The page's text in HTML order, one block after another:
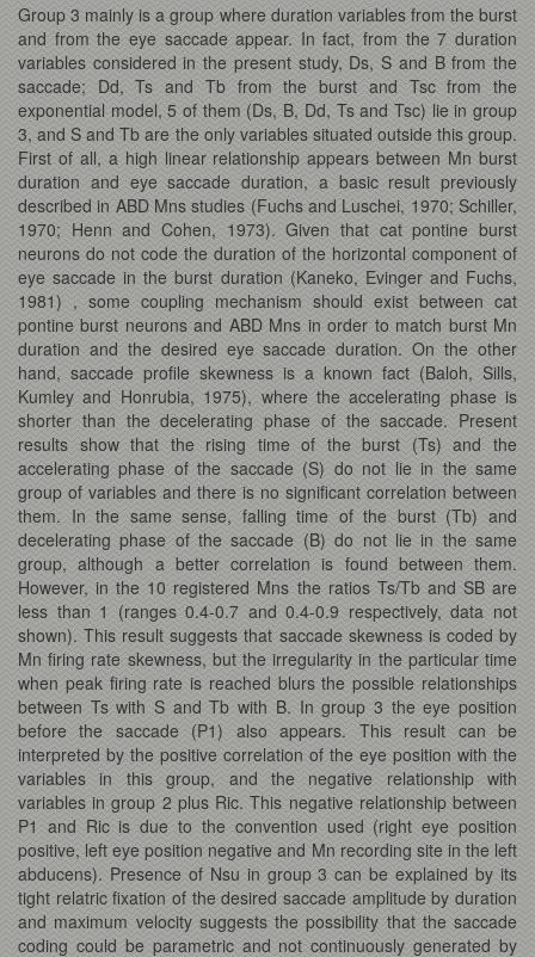
Group 3 mainly is a group where duration variables from the burst
and from the eye saccade appear. In fact, from the 7 duration
variables considered in the present study, Ds, S and B from the
saccade; Dd, Ts and Tb from the burst and Tsc from the
exponential model, 5 of them (Ds, B, Dd, Ts and Tsc) lie in group
3, and S and Tb are the only variables situated outside this group.
First of all, a high linear relationship appears between Mn burst
duration and eye saccade duration, a basic result previously
described in ABD Mns studies (Fuchs and Luschei, 1970; Schiller,
1970; Henn and Cohen, 1973). Given that cat pontine burst
neurons do not code the duration of the horizontal component of
eye saccade in the burst duration (Kaneko, Evinger and Fuchs,
1981) , some coupling mechanism should exist between cat
pontine burst neurons and ABD Mns in order to match burst Mn
duration and the desired eye saccade duration. On the other
hand, saccade profile skewness is a known fact (Baloh, Sills,
Kumley and Honrubia, 1975), where the accelerating phase is
shorter than the decelerating phase of the saccade. Present
results show that the rising time of the burst (Ts) and the
accelerating phase of the saccade (S) do not lie in the same
group of variables and there is no significant correlation between
them. In the same sense, falling time of the burst (Tb) and
decelerating phase of the saccade (B) do not lie in the same
group, although a better correlation is found between them.
However, in the 10 registered Mns the ratios Ts/Tb and SB are
less than 1 (ranges 0.4-0.7 and 0.4-0.9 respectively, data not
shown). This result suggests that saccade skewness is coded by
Mn firing rate skewness, but the irregularity in the particular time
when peak firing rate is reached blurs the possible relationships
between Ts with S and Tb with B. In group 3 the eye position
before the saccade (P1) also appears. This result can be
interpreted by the positive correlation of the eye position with the
variables in this group, and the negative relationship with
variables in group 2 plus Ric. This negative relationship between
P1 and Ric is due to the convention used (right eye position
positive, left eye position negative and Mn recording site in the left
abducens). Presence of Nsu in group 3 can be explained by its
tight relatric fixation of the desired saccade amplitude by duration
and maximum velocity suggests the possibility that the saccade
coding could be parametric and not continuously generated by